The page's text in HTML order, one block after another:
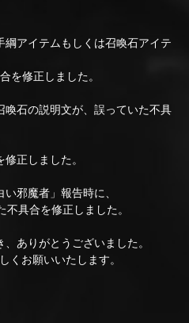
アイテムもしくは召喚石アイテ
修正しました。
石の説明文が、誤っていた不具
正しました。
邪魔者」報告時に、
合を修正しました。
ありがとうございました。
くお願いいたします。